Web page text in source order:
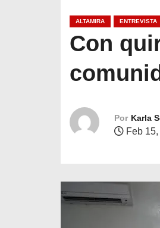
ALTAMIRA ENTREVISTA
Con
Por Karla
Feb